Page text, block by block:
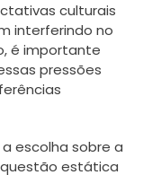
culturais
interferindo no
é importante
pressões
escolha sobre a
estática